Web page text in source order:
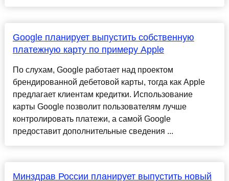
Google планирует выпустить собственную
платежную карту по примеру Apple
По слухам, Google работает над проектом
брендированной дебетовой карты, тогда как Apple
предлагает клиентам кредитки. Использование
карты Google позволит пользователям лучше
контролировать платежи, а самой Google
предоставит дополнительные сведения ...
Минздрав России планирует выпустить новый